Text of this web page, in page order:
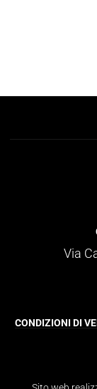
Via
CONDIZIONI DI